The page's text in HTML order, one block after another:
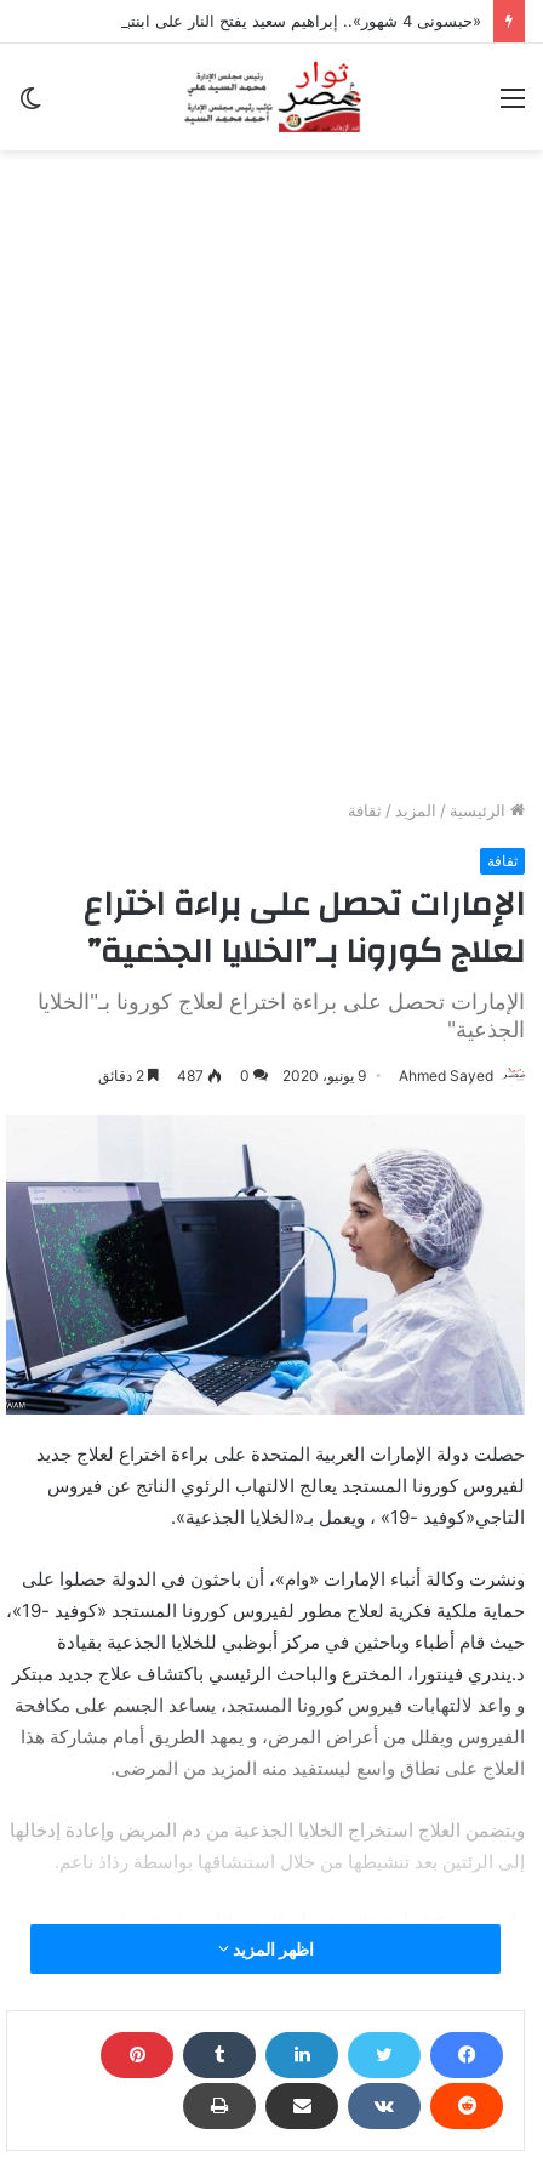
القائمة
الرئيسية / المزيد / ثقافة
ثقافة
الإمارات تحصل على براءة اختراع
لعلاج كورونا بـ”الخلايا الجذعية”
الإمارات تحصل على براءة اختراع لعلاج كورونا بـ"الخلايا
الجذعية"
Ahmed Sayed 9 يونيو، 2020 0
487
حصلت دولة الإمارات العربية المتحدة على براءة اختراع لعلاج جديد
لفيروس كورونا المستجد يعالج الالتهاب الرئوي الناتج عن فيروس
التاجي«كوفيد -19» ، ويعمل بـ«الخلايا الجذعية».
ونشرت وكالة أنباء الإمارات «وام»، أن باحثون في الدولة حصلوا على
حماية ملكية فكرية لعلاج مطور لفيروس كورونا المستجد «كوفيد -19»،
حيث قام أطباء وباحثين في مركز أبوظبي للخلايا الجذعية بقيادة
د.يندري فينتورا، المخترع والباحث الرئيسي باكتشاف علاج جديد مبتكر
و واعد لالتهابات فيروس كورونا المستجد، يساعد الجسم على مكافحة
الفيروس ويقلل من أعراض المرض، و يمهد الطريق أمام مشاركة هذا
العلاج على نطاق واسع ليستفيد منه المزيد من المرضى.
ويتضمن العلاج استخراج الخلايا الجذعية من دم المريض وإعادة إدخالها
إلى الرئتين بعد تنشيطها من خلال استنشاقها بواسطة رذاذ ناعم.
وأوضحت وكالة أنباء الإمارات أن النتائج الأولية للعلاج واعدة حيث تمت
بشكل جيد للعلاج ما يدل على أنه كان فعالا.. غير أن الباحثين أكدوا في
ذلك الوقت أن النتائج لا تزال أولية وأن هناك حاجة إلى مزيد من تحليل
البيانات.
اظهر المزيد